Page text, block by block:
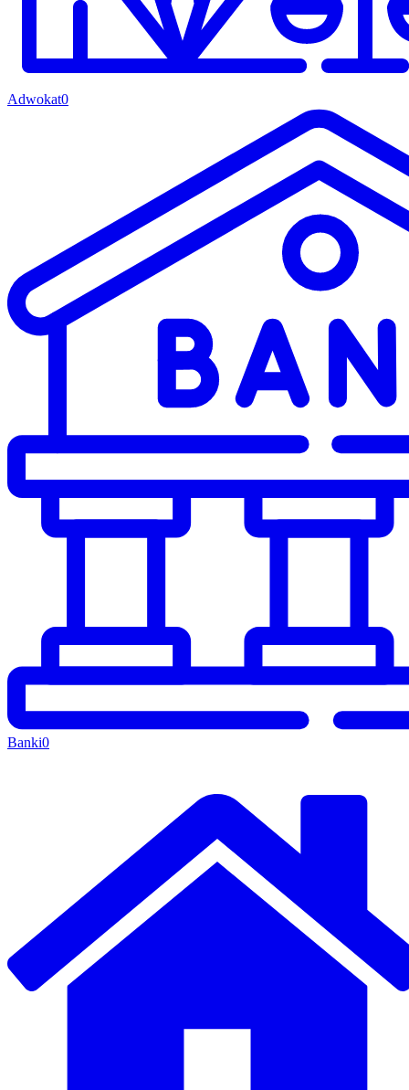
Adwokat0
Banki0